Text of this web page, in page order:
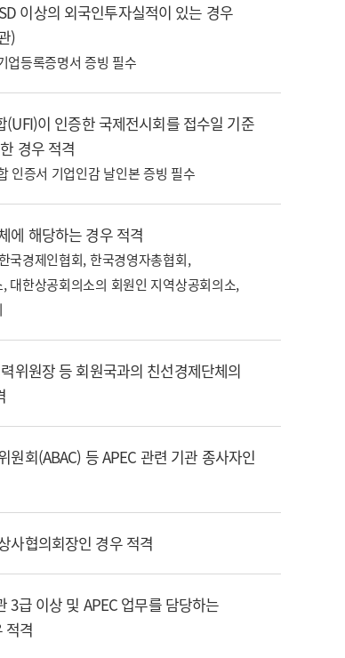
이상의 외국인투자실적이 있는 경우
)
업등록증명서 증빙 필수
(UFI)이 인증한 국제전시회를 접수일 기준
경우 적격
인증서 기업인감 날인본 증빙 필수
에 해당하는 경우 적격
국경제인협회, 한국경영자총협회,
대한상공회의소의 회원인 지역상공회의소,
위원장 등 회원국과의 친선경제단체의
원회(ABAC) 등 APEC 관련 기관 종사자인
사협의회장인 경우 적격
3급 이상 및 APEC 업무를 담당하는
적격